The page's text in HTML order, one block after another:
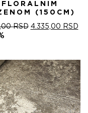
FLORALNIM
(150CM)
RSD ОРИГИНАЛНА
5.100,00 RSD.
4.335,00 RSD